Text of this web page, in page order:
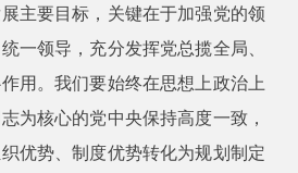
主要目标，关键在于加强党的领
一领导，充分发挥党总揽全局、
用。我们要始终在思想上政治上
为核心的党中央保持高度一致，
优势、制度优势转化为规划制定